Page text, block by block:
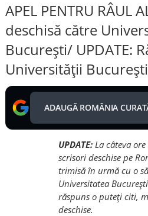
APEL PENTRU RÂUL
deschisă către
București/ UPDATE:
Universității București
ADAUGĂ ROMÂNIA
UPDATE:La câteva
scrisori deschise pe
trimisă în urmă cu o
Universitatea
răspuns o puteți citi,
deschise.